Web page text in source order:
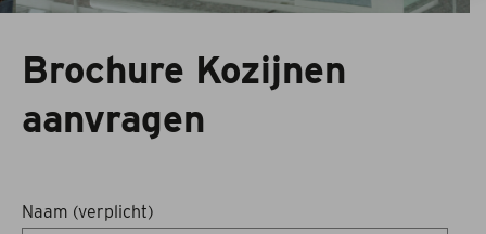
Toebehoren
Over ons
Merken
Brochure Kozijnen
aanvragen
Naam (verplicht)